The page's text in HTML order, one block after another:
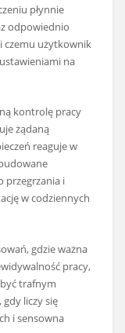
płynnie
odpowiednio
czemu użytkownik
na
kontrolę pracy
żądaną
reaguje w
przegrzania i
w codziennych
gdzie ważna
pracy,
trafnym
liczy się
i sensowna